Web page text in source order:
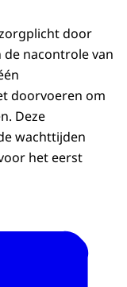
door
nacontrole van
doorvoeren om
Deze
wachttijden
het eerst